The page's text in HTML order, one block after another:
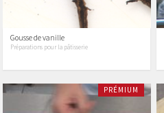
Gousse de vanille
Préparations pour la pâtisserie
PRÉMIUM